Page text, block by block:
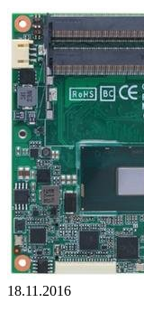
18.11.2016